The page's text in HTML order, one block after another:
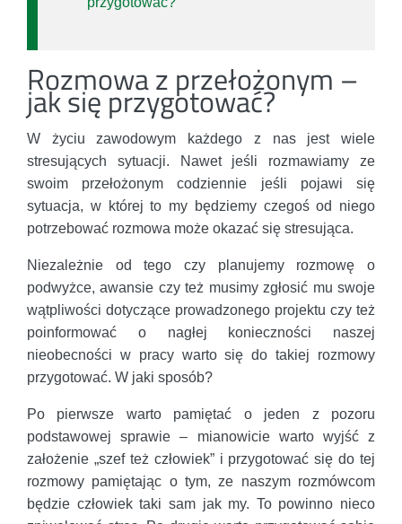
Rozmowa z przełożonym –
jak się przygotować?
W życiu zawodowym każdego z nas jest wiele
stresujących sytuacji. Nawet jeśli rozmawiamy ze
swoim przełożonym codziennie jeśli pojawi się
sytuacja, w której to my będziemy czegoś od niego
potrzebować rozmowa może okazać się stresująca.
Niezależnie od tego czy planujemy rozmowę o
podwyżce, awansie czy też musimy zgłosić mu swoje
wątpliwości dotyczące prowadzonego projektu czy też
poinformować o nagłej konieczności naszej
nieobecności w pracy warto się do takiej rozmowy
przygotować. W jaki sposób?
Po pierwsze warto pamiętać o jeden z pozoru
podstawowej sprawie – mianowicie warto wyjść z
założenie „szef też człowiek” i przygotować się do tej
rozmowy pamiętając o tym, ze naszym rozmówcom
będzie człowiek taki sam jak my. To powinno nieco